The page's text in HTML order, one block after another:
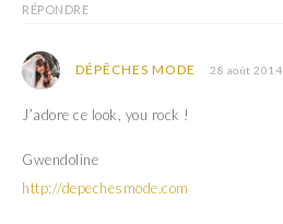
RÉPONDRE
DÉPÊCHES MODE 28 août 2014
J’adore ce look, you rock !
Gwendoline
http://depechesmode.com